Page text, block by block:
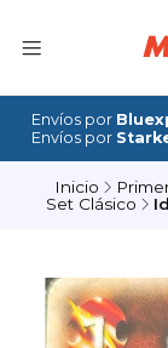
Envíos por
Envíos por
Inicio
Set Clásico